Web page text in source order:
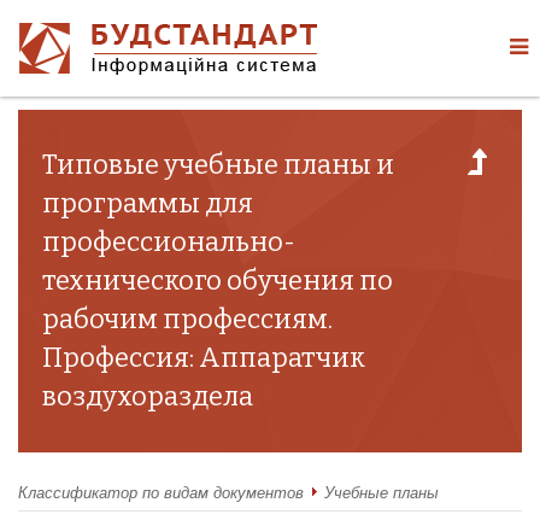
Типовые учебные планы и
программы для
профессионально-
технического обучения по
рабочим профессиям.
Профессия: Аппаратчик
воздухораздела
Классификатор по видам документов Учебные планы